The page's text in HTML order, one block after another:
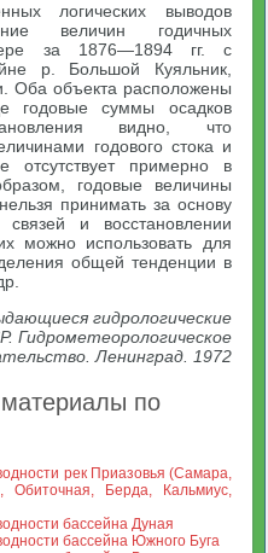
логических выводов
величин годичных
за 1876—1894 гг. с
р. Большой Куяльник,
Оба объекта расположены
годовые суммы осадков
видно, что
годового стока и
отсутствует примерно в
годовые величины
принимать за основу
и восстановлении
можно использовать для
общей тенденции в
гидрологические
Гидрометеорологическое
Ленинград. 1972
по
рек Приазовья (Самара,
Обиточная, Берда, Кальмиус,
бассейна Дуная
бассейна Южного Буга